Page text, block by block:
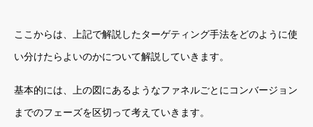
ここからは、上記で解説したターゲティング手法をどのように使
い分けたらよいのかについて解説していきます。
基本的には、上の図にあるようなファネルごとにコンバージョン
までのフェーズを区切って考えていきます。